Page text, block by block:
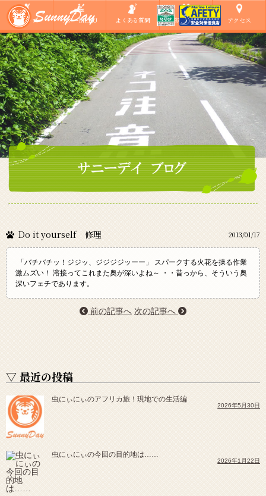
ショップ ツアーMENU よくある質問 ご参加の方へ アクセス
Do it yourself 修理 2013/01/17
「バチバチッ！ジジッ、ジジジジッーー」 スパークする火花を操る作業
激ムズい！ 溶接ってこれまた奥が深いよね～ ・・昔っから、そういう奥
深いフェチであります。
前の記事へ 次の記事へ
▽ 最近の投稿
虫にぃにぃのアフリカ旅！現地での生活編
2026年5月30日
虫にぃにぃの今回の目的地は……
2026年1月22日